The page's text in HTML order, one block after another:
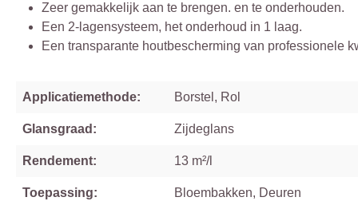
Zeer gemakkelijk aan te brengen. en te onderhouden.
Een 2-lagensysteem, het onderhoud in 1 laag.
Een transparante houtbescherming van professionele
Applicatiemethode: Borstel, Rol
Glansgraad: Zijdeglans
Rendement: 13 m²/l
Toepassing: Bloembakken, Deuren